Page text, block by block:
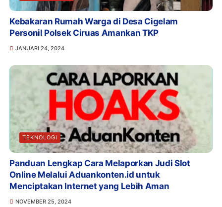
Kebakaran Rumah Warga di Desa Cigelam
Personil Polsek Ciruas Amankan TKP
JANUARI 24, 2024
TEKNOLOGI
Panduan Lengkap Cara Melaporkan Judi Slot
Online Melalui Aduankonten.id untuk
Menciptakan Internet yang Lebih Aman
NOVEMBER 25, 2024